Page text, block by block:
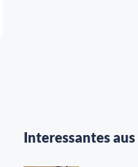
Interessantes aus